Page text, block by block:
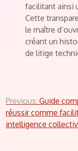
facilitant ainsi
Cette
le maître
créant un
de litige
Post
navigation
Previous: Guide
réussir comme
intelligence